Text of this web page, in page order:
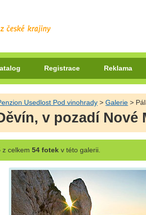
Registrace Reklama
Usedlost Pod vinohrady >Galerie >
v pozadí Nové
z celkem 54 fotekv této galerii.